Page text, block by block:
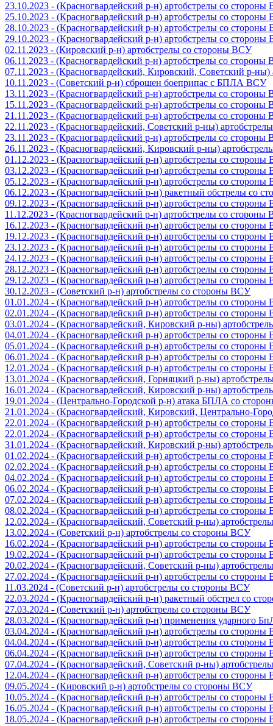
23.10.2023 - (Красногвардейский р-н) артобстрелы со
25.10.2023 - (Красногвардейский р-н) артобстрелы со
28.10.2023 - (Красногвардейский р-н) артобстрелы со
29.10.2023 - (Красногвардейский р-н) артобстрелы со
02.11.2023 - (Кировский р-н) артобстрелы со стороны ВСУ
06.11.2023 - (Красногвардейский р-н) артобстрелы со стороны
07.11.2023 - (Красногвардейский, Кировский, Советский р-
10.11.2023 - (Советский р-н) сброшен боеприпас с БПЛА ВСУ
13.11.2023 - (Красногвардейский р-н) артобстрелы со стороны
15.11.2023 - (Красногвардейский р-н) артобстрелы со стороны
21.11.2023 - (Красногвардейский р-н) артобстрелы со стороны
22.11.2023 - (Красногвардейский, Советский р-ны)
23.11.2023 - (Красногвардейский р-н) артобстрелы со стороны
26.11.2023 - (Красногвардейский, Кировский р-ны)
01.12.2023 - (Красногвардейский р-н) артобстрелы со
03.12.2023 - (Красногвардейский р-н) артобстрелы со
05.12.2023 - (Красногвардейский р-н) артобстрелы со
06.12.2023 - (Красногвардейский р-н) ракетный обстрелы со
09.12.2023 - (Красногвардейский р-н) артобстрелы со
11.12.2023 - (Красногвардейский р-н) артобстрелы со стороны
16.12.2023 - (Красногвардейский р-н) артобстрелы со
19.12.2023 - (Красногвардейский р-н) артобстрелы со
23.12.2023 - (Красногвардейский р-н) артобстрелы со
24.12.2023 - (Красногвардейский р-н) артобстрелы со
28.12.2023 - (Красногвардейский р-н) артобстрелы со
29.12.2023 - (Красногвардейский р-н) артобстрелы со
30.12.2023 - (Советский р-н) артобстрелы со стороны ВСУ
01.01.2024 - (Красногвардейский р-н) артобстрелы со
02.01.2024 - (Красногвардейский р-н) артобстрелы со
03.01.2024 - (Красногвардейский, Кировский р-ны)
04.01.2024 - (Красногвардейский р-н) артобстрелы со
05.01.2024 - (Красногвардейский р-н) артобстрелы со
06.01.2024 - (Красногвардейский р-н) артобстрелы со
12.01.2024 - (Красногвардейский р-н) артобстрелы со
13.01.2024 - (Красногвардейский, Горняцкий р-ны)
16.01.2024 - (Красногвардейский, Кировский р-ны)
19.01.2024 - (Центрально-Городской р-н) атака БПЛА со
21.01.2024 - (Красногвардейский, Кировский, Центрально-
22.01.2024 - (Красногвардейский р-н) артобстрелы со
22.01.2024 - (Красногвардейский р-н) артобстрелы со
31.01.2024 - (Красногвардейский, Кировский р-ны)
01.02.2024 - (Красногвардейский р-н) артобстрелы со
02.02.2024 - (Красногвардейский р-н) артобстрелы со
04.02.2024 - (Красногвардейский р-н) артобстрелы со
06.02.2024 - (Красногвардейский р-н) артобстрелы со
07.02.2024 - (Красногвардейский р-н) артобстрелы со
08.02.2024 - (Красногвардейский р-н) артобстрелы со
12.02.2024 - (Красногвардейский, Советский р-ны)
13.02.2024 - (Советский р-н) артобстрелы со стороны ВСУ
16.02.2024 - (Красногвардейский р-н) артобстрелы со
19.02.2024 - (Красногвардейский р-н) артобстрелы со
20.02.2024 - (Красногвардейский, Советский р-ны)
27.02.2024 - (Красногвардейский р-н) артобстрелы со
11.03.2024 - (Советский р-н) артобстрелы со стороны ВСУ
22.03.2024 - (Красногвардейский р-н) ракетный обстрел со
27.03.2024 - (Советский р-н) артобстрелы со стороны ВСУ
28.03.2024 - (Красногвардейский р-н) применения ударного
03.04.2024 - (Красногвардейский р-н) артобстрелы со
04.04.2024 - (Красногвардейский р-н) артобстрелы со
06.04.2024 - (Красногвардейский р-н) артобстрелы со
07.04.2024 - (Красногвардейский, Советский р-ны)
12.04.2024 - (Красногвардейский р-н) артобстрелы со
09.05.2024 - (Кировский р-н) артобстрелы со стороны ВСУ
10.05.2024 - (Красногвардейский р-н) артобстрелы со
16.05.2024 - (Красногвардейский р-н) артобстрелы со
18.05.2024 - (Красногвардейский р-н) артобстрелы со